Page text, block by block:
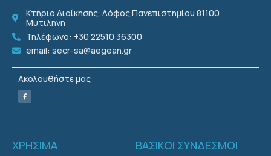
Κτήριο Διοίκησης, Λόφος Πανεπιστημίου 81100
Μυτιλήνη
Τηλέφωνο: +30 22510 36300
email: secr-sa@aegean.gr
Ακολουθήστε μας
ΧΡΗΣΙΜΑ ΒΑΣΙΚΟΙ ΣΥΝΔΕΣΜΟΙ